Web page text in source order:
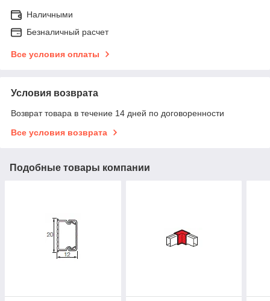
Наличными
Безналичный расчет
Все условия оплаты
Условия возврата
Возврат товара в течение 14 дней по договоренности
Все условия возврата
Подобные товары компании